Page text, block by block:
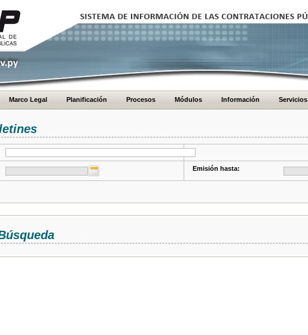
Marco Legal Planificación Procesos Módulos Información Servicios
Emisión hasta: